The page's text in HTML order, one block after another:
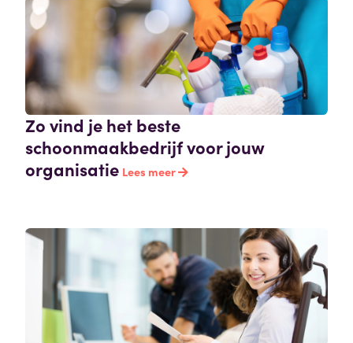
Zo vind je het beste
schoonmaakbedrijf voor jouw
organisatie Lees meer